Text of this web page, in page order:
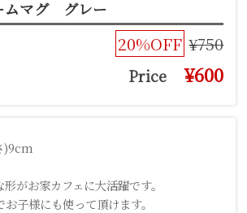
ムマグ グレー
20%OFF ¥750
Price ¥600
がお家カフェに大活躍です。
子様にも使って頂けます。